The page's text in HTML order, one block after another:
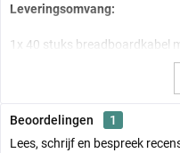
Leveringsomvang:
1x 40 stuks breadboardkabel
Beoordelingen
1
Lees, schrijf en bespreek